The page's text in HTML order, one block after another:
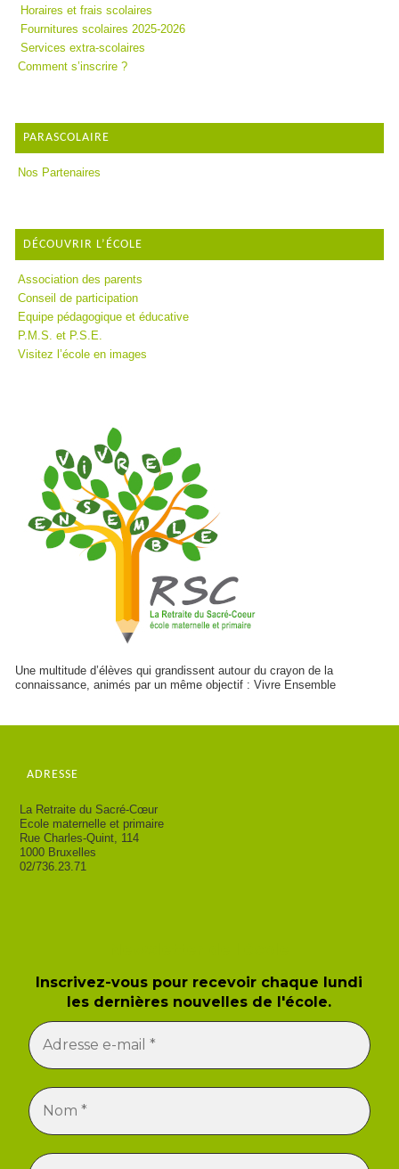
Horaires et frais scolaires
Fournitures scolaires 2025-2026
Services extra-scolaires
Comment s’inscrire ?
PARASCOLAIRE
Nos Partenaires
DÉCOUVRIR L’ÉCOLE
Association des parents
Conseil de participation
Equipe pédagogique et éducative
P.M.S. et P.S.E.
Visitez l’école en images
Une multitude d’élèves qui grandissent autour du crayon de la
connaissance, animés par un même objectif : Vivre Ensemble
ADRESSE
La Retraite du Sacré-Cœur
Ecole maternelle et primaire
Rue Charles-Quint, 114
1000 Bruxelles
02/736.23.71
Inscrivez-vous pour recevoir chaque lundi
les dernières nouvelles de l'école.